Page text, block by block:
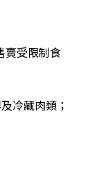
賣受限制食
冷藏肉類；